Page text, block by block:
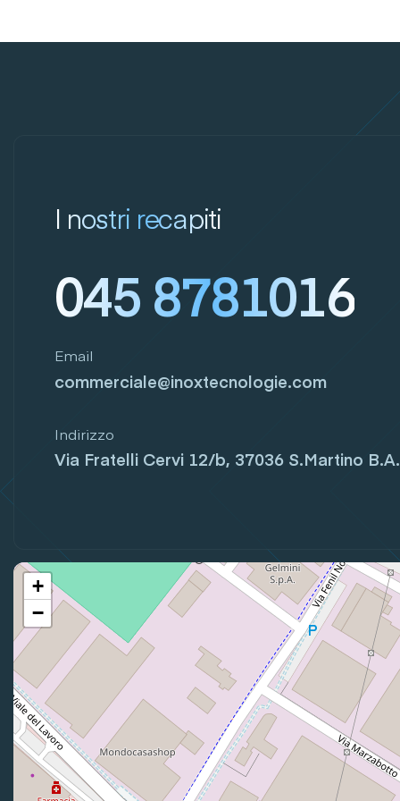
I nostri recapiti
045 8781016
Email
commerciale@inoxtecnologie.com
Indirizzo
Via Fratelli Cervi 12/b, 37036 S.Martino B.A.
+
−